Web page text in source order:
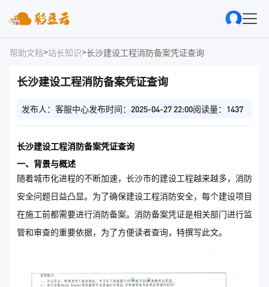
帮助文档>站长知识>长沙建设工程消防备案凭证查询
长沙建设工程消防备案凭证查询
发布人：客服中心发布时间：2025-04-27 22:00阅读量：1437
长沙建设工程消防备案凭证查询
一、背景与概述
随着城市化进程的不断加速，长沙市的建设工程越来越多，消防
安全问题日益凸显。为了确保建设工程消防安全，每个建设项目
在施工前都需要进行消防备案。消防备案凭证是相关部门进行监
管和审查的重要依据，为了方便读者查询，特撰写此文。